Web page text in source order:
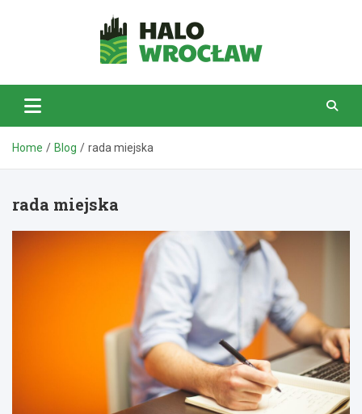
HaloWrocław.pl
Home Blog rada miejska
rada miejska